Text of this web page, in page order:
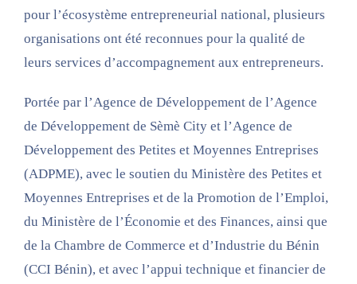
pour l’écosystème entrepreneurial national, plusieurs
organisations ont été reconnues pour la qualité de
leurs services d’accompagnement aux entrepreneurs.
Portée par l’Agence de Développement de l’Agence
de Développement de Sèmè City et l’Agence de
Développement des Petites et Moyennes Entreprises
(ADPME), avec le soutien du Ministère des Petites et
Moyennes Entreprises et de la Promotion de l’Emploi,
du Ministère de l’Économie et des Finances, ainsi que
de la Chambre de Commerce et d’Industrie du Bénin
(CCI Bénin), et avec l’appui technique et financier de